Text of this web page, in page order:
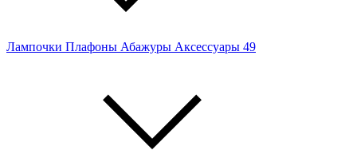
Лампочки Плафоны Абажуры Аксессуары 49